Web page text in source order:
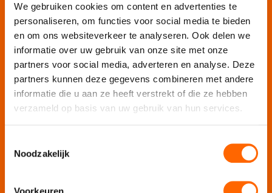
We gebruiken cookies om content en advertenties te
personaliseren, om functies voor social media te bieden
en om ons websiteverkeer te analyseren. Ook delen we
informatie over uw gebruik van onze site met onze
partners voor social media, adverteren en analyse. Deze
partners kunnen deze gegevens combineren met andere
informatie die u aan ze heeft verstrekt of die ze hebben
verzameld op basis van uw gebruik van hun services.
Noodzakelijk
Voorkeuren
Puur Den Haag
Puur Haarlem
Escape Room Mysterium
Vergaderlocatie De Grote Werf
Vergaderlocatie Rotterdam View
Vergaderlocatie Dak van Amsterdam
Wij organiseren jouw